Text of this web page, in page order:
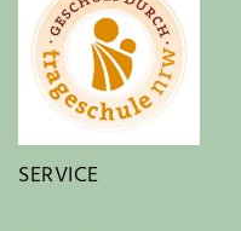
SERVICE